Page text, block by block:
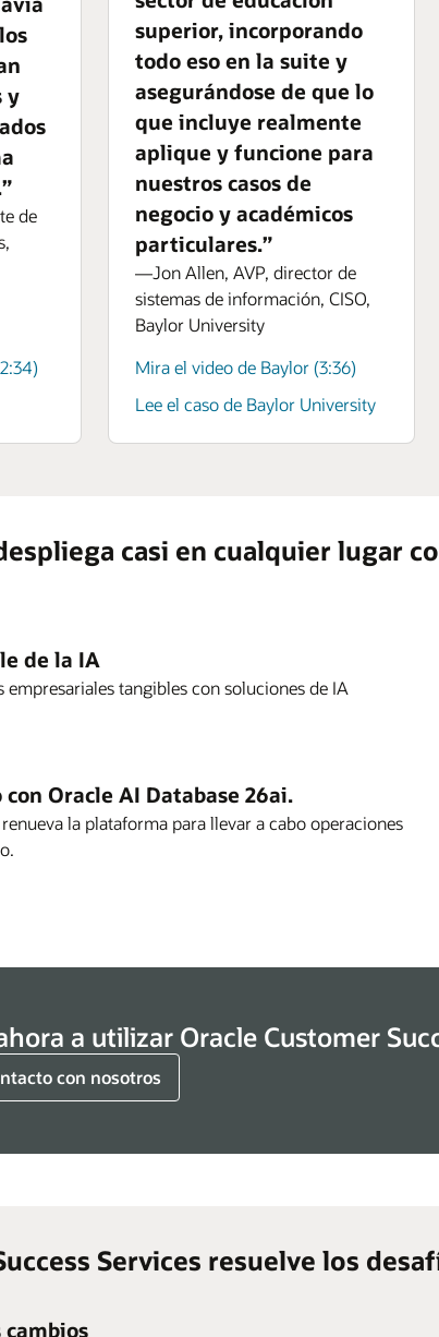
y
de
superior, incorporando
todo eso en la suite y
asegurándose de que lo
que incluye realmente
aplique y funcione para
nuestros casos de
negocio y académicos
particulares.”
—Jon Allen, AVP, director de
sistemas de información, CISO,
Baylor University
Mira el video de Baylor (3:36)
Lee el caso de Baylor University
casi en cualquier lugar
de la IA
tangibles con soluciones de IA
Oracle AI Database 26ai.
la plataforma para llevar a cabo operaciones
a utilizar Oracle Customer
con nosotros
Services resuelve los